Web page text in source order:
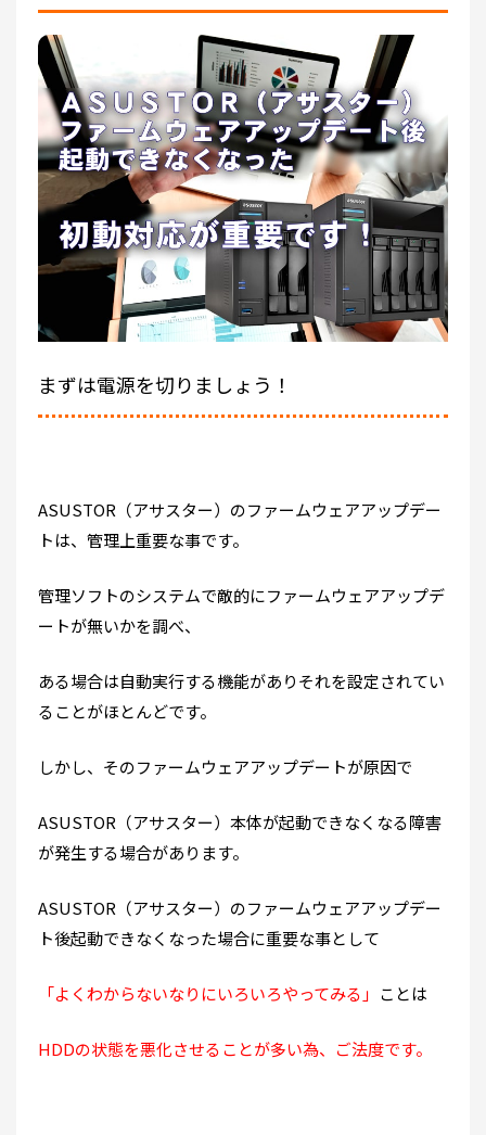
まずは電源を切りましょう！
ASUSTOR（アサスター）のファームウェアアップデー
トは、管理上重要な事です。
管理ソフトのシステムで敵的にファームウェアアップデ
ートが無いかを調べ、
ある場合は自動実行する機能がありそれを設定されてい
ることがほとんどです。
しかし、そのファームウェアアップデートが原因で
ASUSTOR（アサスター）本体が起動できなくなる障害
が発生する場合があります。
ASUSTOR（アサスター）のファームウェアアップデー
ト後起動できなくなった場合に重要な事として
「よくわからないなりにいろいろやってみる」 ことは
HDDの状態を悪化させることが多い為、ご法度です。